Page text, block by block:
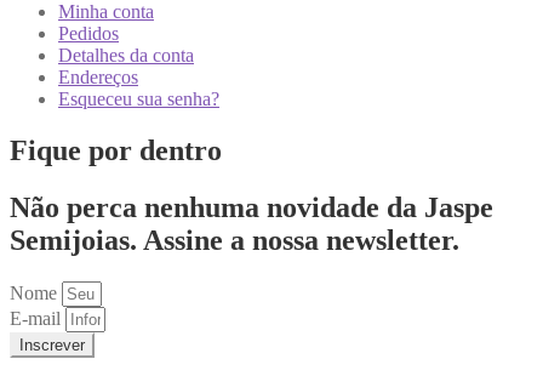
Minha conta
Pedidos
Detalhes da conta
Endereços
Esqueceu sua senha?
Fique por dentro
Não perca nenhuma novidade da Jaspe
Semijoias. Assine a nossa newsletter.
Nome
E-mail
Inscrever